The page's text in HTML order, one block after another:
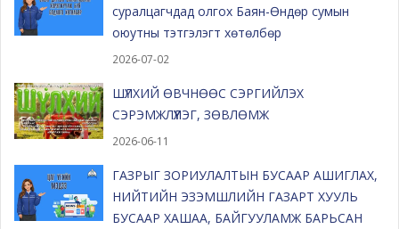
суралцагчдад олгох Баян-Өндөр сумын
оюутны тэтгэлэгт хөтөлбөр
2026-07-02
ШҮЛХИЙ ӨВЧНӨӨС СЭРГИЙЛЭХ
СЭРЭМЖЛҮҮЛЭГ, ЗӨВЛӨМЖ
2026-06-11
ГАЗРЫГ ЗОРИУЛАЛТЫН БУСААР АШИГЛАХ,
НИЙТИЙН ЭЗЭМШЛИЙН ГАЗАРТ ХУУЛЬ
БУСААР ХАШАА, БАЙГУУЛАМЖ БАРЬСАН